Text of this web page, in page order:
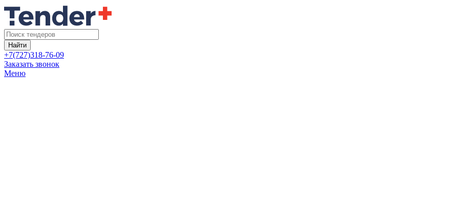
Найти
+7(727)318-76-09
Заказать звонок
Меню